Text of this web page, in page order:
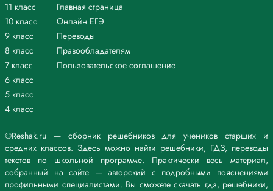
©Reshak.ru — сборник решебников для учеников старших и
средних классов. Здесь можно найти решебники, ГДЗ, переводы
текстов по школьной программе. Практически весь материал,
собранный на сайте — авторский с подробными пояснениями
профильными специалистами. Вы сможете скачать гдз, решебники,
11 класс
10 класс
9 класс
8 класс
7 класс
6 класс
5 класс
4 класс
Главная страница
Онлайн ЕГЭ
Переводы
Правообладателям
Пользовательское соглашение